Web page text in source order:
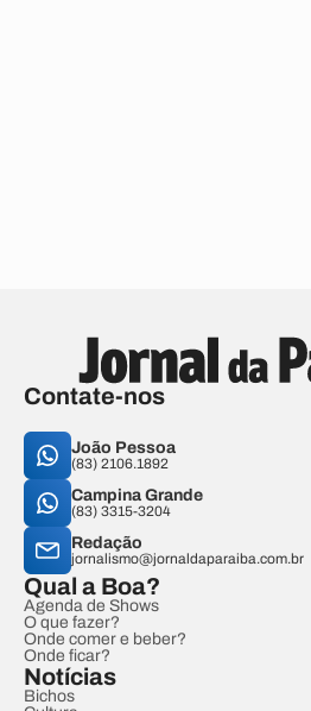
Contate-nos
João Pessoa
(83) 2106.1892
Campina Grande
(83) 3315-3204
Redação
jornalismo@jornaldaparaiba.com.br
Qual a Boa?
Agenda de Shows
O que fazer?
Onde comer e beber?
Onde ficar?
Notícias
Bichos